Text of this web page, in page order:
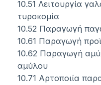
10.51 Λειτουργία
τυροκομία
10.52 Παραγωγή
10.61 Παραγωγή
10.62 Παραγωγή
αμύλου
10.71 Αρτοποιία